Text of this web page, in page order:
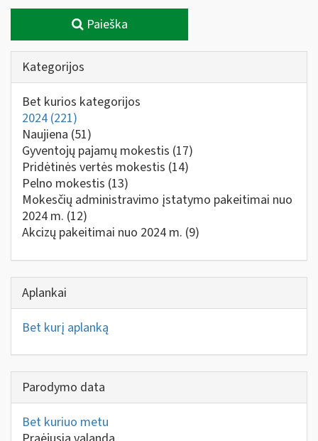
Paieška
Kategorijos
Bet kurios kategorijos
2024 (221)
Naujiena (51)
Gyventojų pajamų mokestis (17)
Pridėtinės vertės mokestis (14)
Pelno mokestis (13)
Mokesčių administravimo įstatymo pakeitimai nuo
2024 m. (12)
Akcizų pakeitimai nuo 2024 m. (9)
Aplankai
Bet kurį aplanką
Parodymo data
Bet kuriuo metu